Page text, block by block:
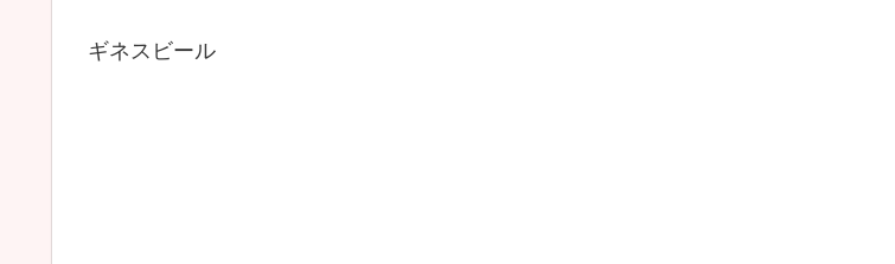
ギネスビール